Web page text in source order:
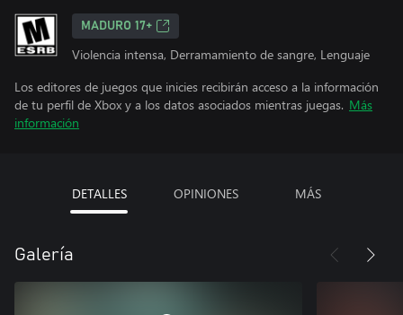
MADURO 17+
Violencia intensa, Derramamiento de sangre, Lenguaje
Los editores de juegos que inicies recibirán acceso a la información
de tu perfil de Xbox y a los datos asociados mientras juegas. Más
información
DETALLES OPINIONES MÁS
Galería